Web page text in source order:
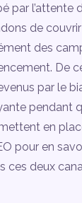
par l’attente
de
des
De
par le
pendant
en
pour en
ces deux